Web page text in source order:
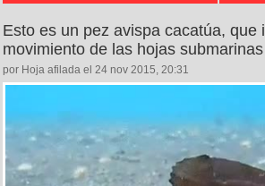
Esto es un pez avispa cacatúa, que
movimiento de las hojas
por Hoja afilada el 24 nov 2015, 20:31